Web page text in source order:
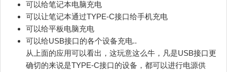
可以给笔记本电脑充电
可以让笔记本通过TYPE-C接口给手机充电
可以给平板电脑充电
可以给USB接口的各个设备充电..
从上面的应用可以看出，这玩意这么牛，凡是USB接口更
确切的来说是TYPE-C接口的设备，都可以进行电源供